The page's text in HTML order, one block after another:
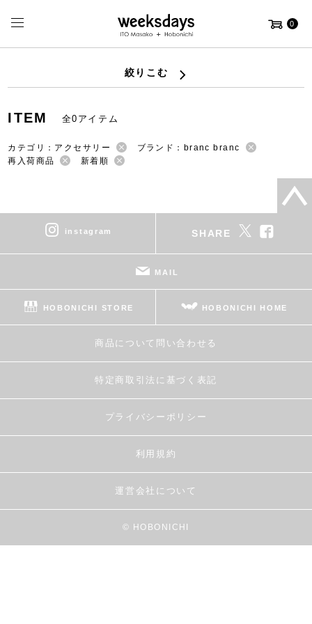
0
絞りこむ
ITEM 全0アイテム
カテゴリ：アクセサリー
ブランド：branc branc
再入荷商品
新着順
instagram SHARE
MAIL
HOBONICHI STORE HOBONICHI HOME
商品について問い合わせる
特定商取引法に基づく表記
プライバシーポリシー
利用規約
運営会社について
© HOBONICHI